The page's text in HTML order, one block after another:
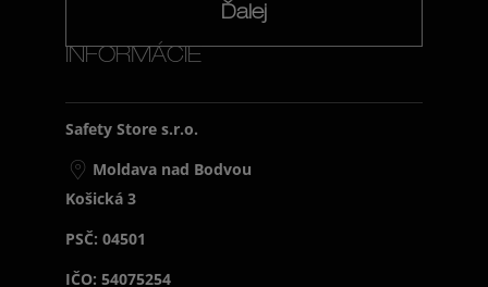
Ďalej
INFORMÁCIE
Safety Store s.r.o.
Moldava nad Bodvou
Košická 3
PSČ: 04501
IČO: 54075254